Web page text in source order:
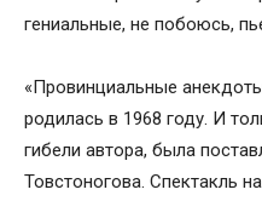
гениальные, не побоюсь,
«Провинциальные
родилась в 1968 году. И
гибели автора, была
Товстоногова. Спектакль